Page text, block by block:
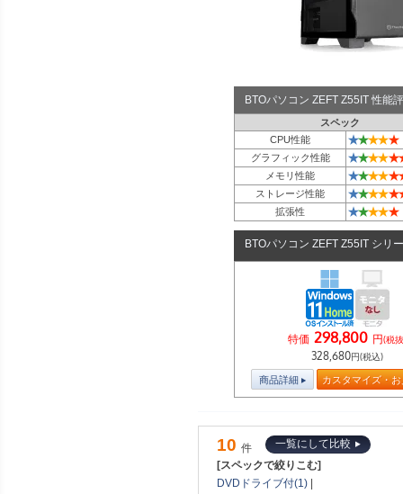
BTOパソコン ZEFT Z55IT 性能
スペック
CPU性能
★★★★★
グラフィック性能 ★★★★★
メモリ性能 ★★★★★
ストレージ性能 ★★★★★
拡張性 ★★★★★
BTOパソコン ZEFT Z55IT シリ
特価 298,800 円(税
328,680円(税込)
商品詳細 カスタマイズ・
10 件
一覧にして比較
[スペックで絞りこむ]
DVDドライブ付(1)